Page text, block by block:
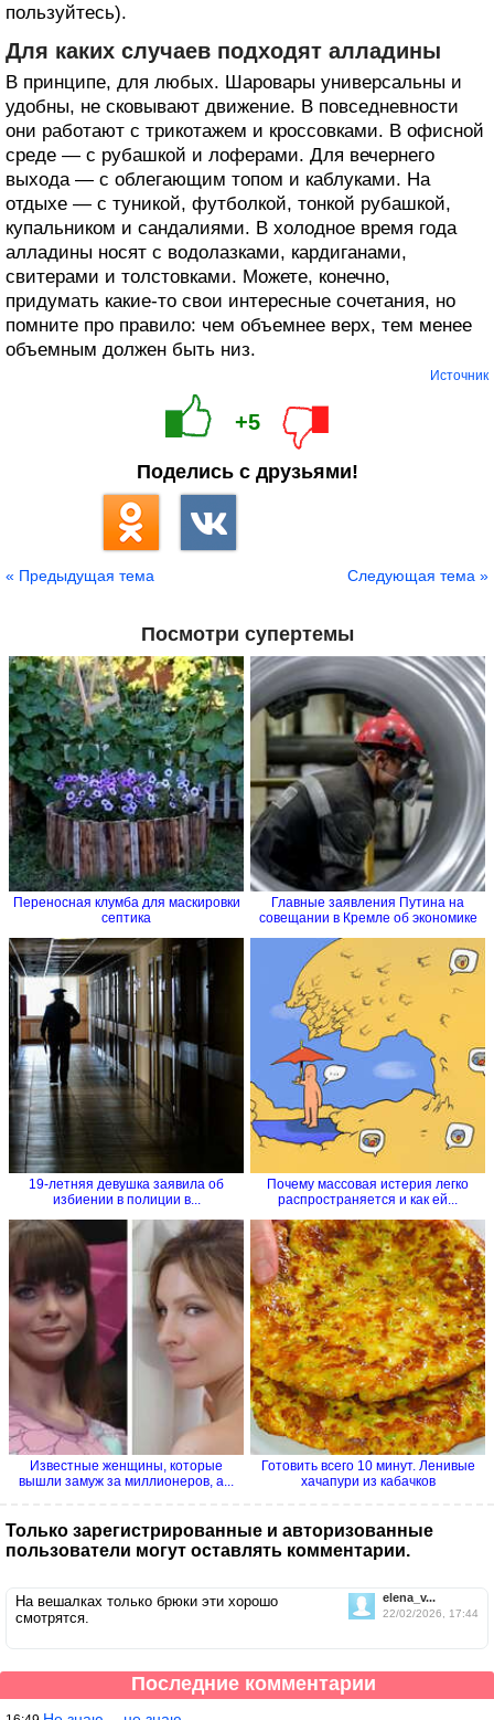
пользуйтесь).
Для каких случаев подходят алладины
В принципе, для любых. Шаровары универсальны и
удобны, не сковывают движение. В повседневности
они работают с трикотажем и кроссовками. В офисной
среде — с рубашкой и лоферами. Для вечернего
выхода — с облегающим топом и каблуками. На
отдыхе — с туникой, футболкой, тонкой рубашкой,
купальником и сандалиями. В холодное время года
алладины носят с водолазками, кардиганами,
свитерами и толстовками. Можете, конечно,
придумать какие-то свои интересные сочетания, но
помните про правило: чем объемнее верх, тем менее
объемным должен быть низ.
Источник
+5
Поделись с друзьями!
« Предыдущая тема Следующая тема »
Посмотри супертемы
Переносная клумба для маскировки
септика
Главные заявления Путина на
совещании в Кремле об экономике
19-летняя девушка заявила об
избиении в полиции в...
Почему массовая истерия легко
распространяется и как ей...
Известные женщины, которые
вышли замуж за миллионеров, а...
Готовить всего 10 минут. Ленивые
хачапури из кабачков
Только зарегистрированные и авторизованные
пользователи могут оставлять комментарии.
elena_v...
22/02/2026, 17:44
На вешалках только брюки эти хорошо
смотрятся.
Последние комментарии